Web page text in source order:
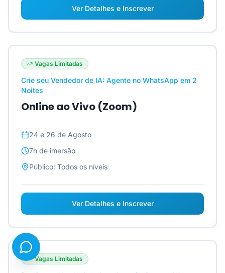
Ver Detalhes e Inscrever
Vagas Limitadas
Crie seu Vendedor de IA: Agente no WhatsApp em 2
Noites
Online ao Vivo (Zoom)
24 e 26 de Agosto
7h de imersão
Público: Todos os níveis
Ver Detalhes e Inscrever
Vagas Limitadas